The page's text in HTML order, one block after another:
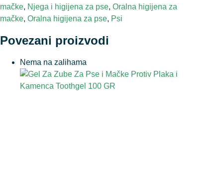
mačke, Njega i higijena za pse, Oralna higijena za
mačke, Oralna higijena za pse, Psi
Povezani proizvodi
Nema na zalihama